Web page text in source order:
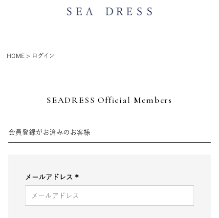
HOME ログイン
SEADRESS Official Members
会員登録がお済みのお客様
メールアドレス
須)